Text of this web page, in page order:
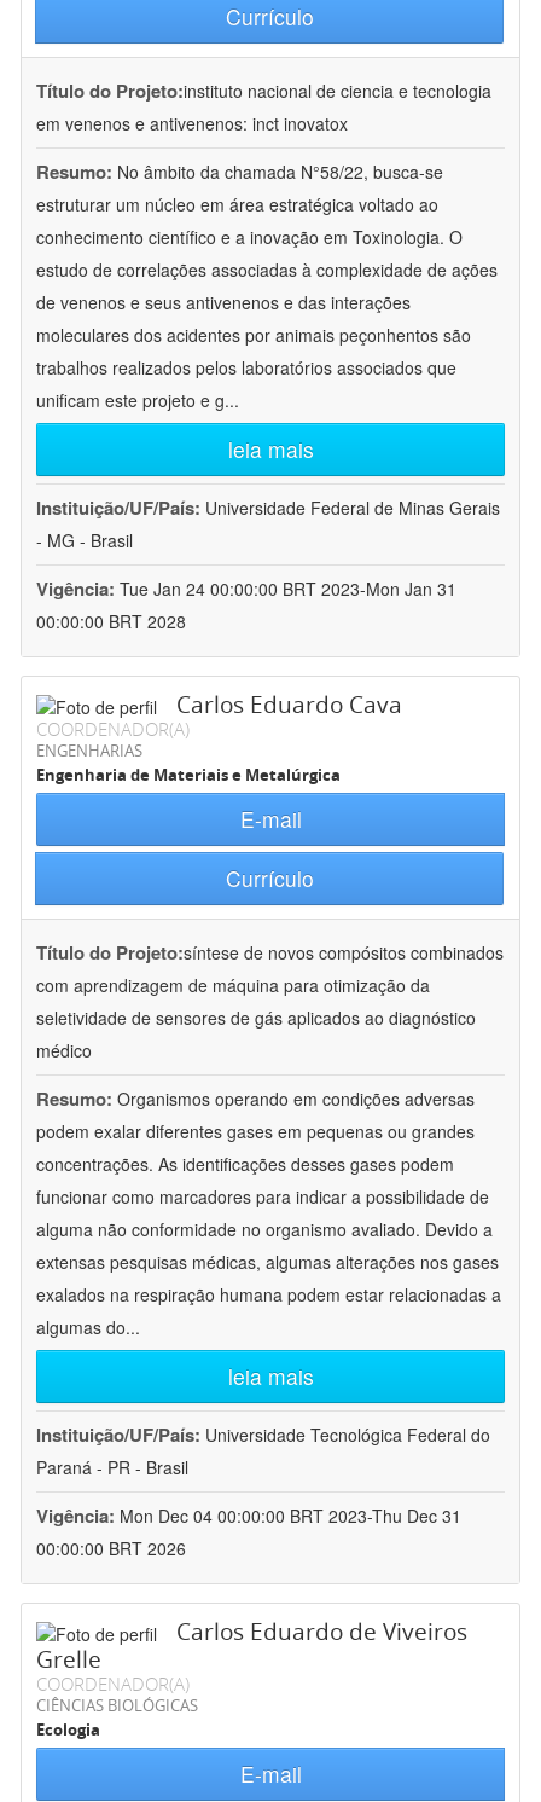
Currículo
Título do Projeto:instituto nacional de ciencia e tecnologia
em venenos e antivenenos: inct inovatox
Resumo: No âmbito da chamada N°58/22, busca-se
estruturar um núcleo em área estratégica voltado ao
conhecimento científico e a inovação em Toxinologia. O
estudo de correlações associadas à complexidade de ações
de venenos e seus antivenenos e das interações
moleculares dos acidentes por animais peçonhentos são
trabalhos realizados pelos laboratórios associados que
unificam este projeto e g...
leia mais
Instituição/UF/País: Universidade Federal de Minas Gerais
- MG - Brasil
Vigência: Tue Jan 24 00:00:00 BRT 2023-Mon Jan 31
00:00:00 BRT 2028
Carlos Eduardo Cava
COORDENADOR(A)
ENGENHARIAS
Engenharia de Materiais e Metalúrgica
E-mail
Currículo
Título do Projeto:síntese de novos compósitos combinados
com aprendizagem de máquina para otimização da
seletividade de sensores de gás aplicados ao diagnóstico
médico
Resumo: Organismos operando em condições adversas
podem exalar diferentes gases em pequenas ou grandes
concentrações. As identificações desses gases podem
funcionar como marcadores para indicar a possibilidade de
alguma não conformidade no organismo avaliado. Devido a
extensas pesquisas médicas, algumas alterações nos gases
exalados na respiração humana podem estar relacionadas a
algumas do...
leia mais
Instituição/UF/País: Universidade Tecnológica Federal do
Paraná - PR - Brasil
Vigência: Mon Dec 04 00:00:00 BRT 2023-Thu Dec 31
00:00:00 BRT 2026
Carlos Eduardo de Viveiros
Grelle
COORDENADOR(A)
CIÊNCIAS BIOLÓGICAS
Ecologia
E-mail